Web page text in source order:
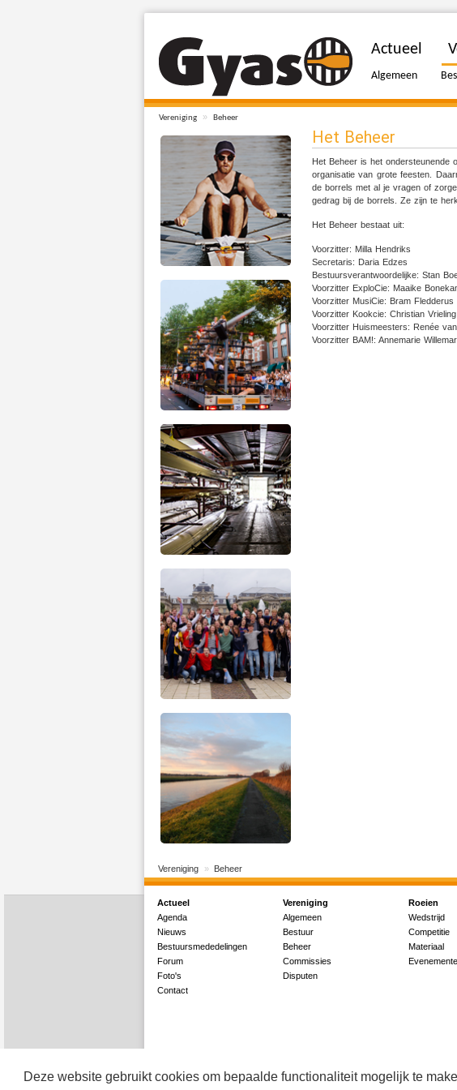
Deze website gebruikt cookies om bepaalde functionaliteit mogelijk te
Vereniging » Beheer
Actueel
Algemeen
Het Beheer
Het Beheer is het ondersteunende
organisatie van grote feesten.
de borrels met al je vragen of
gedrag bij de borrels. Ze zijn te
Het Beheer bestaat uit:
Voorzitter: Milla Hendriks
Secretaris: Daria Edzes
Bestuursverantwoordelijke: Stan
Voorzitter ExploCie: Maaike
Voorzitter MusiCie: Bram Fledderus
Voorzitter Kookcie: Christian Vrieling
Voorzitter Huismeesters: Renée
Voorzitter BAM!: Annemarie
Vereniging Beheer
Actueel
Agenda
Nieuws
Bestuursmededelingen
Forum
Foto's
Contact
Vereniging
Algemeen
Bestuur
Beheer
Commissies
Disputen
Roeien
Wedstrijd
Competitie
Materiaal